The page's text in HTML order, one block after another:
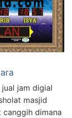
jam digial
masjid
canggih dimana